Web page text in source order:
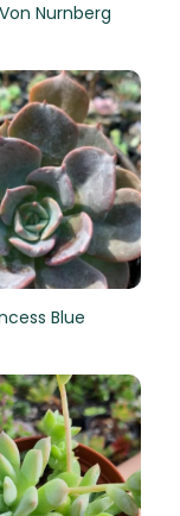
Nurnberg
Blue